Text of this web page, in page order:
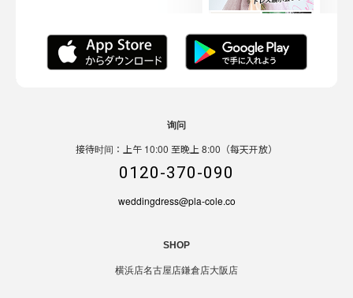
询问
接待时间：上午 10:00 至晚上 8:00（每天开放）
0120-370-090
weddingdress@pla-cole.co
SHOP
横浜店名古屋店鎌倉店大阪店